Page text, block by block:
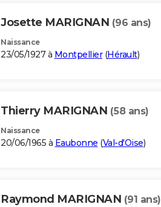
Josette MARIGNAN (96 ans)
Naissance
23/05/1927 à Montpellier(Hérault)
Thierry MARIGNAN (58 ans)
Naissance
20/06/1965 à Eaubonne (Val-d'Oise)
Raymond MARIGNAN (91 ans)